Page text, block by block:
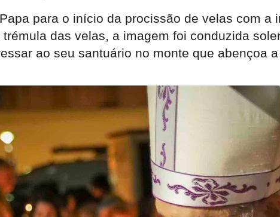
para o início da procissão de velas com a
das velas, a imagem foi conduzida
ao seu santuário no monte que abençoa